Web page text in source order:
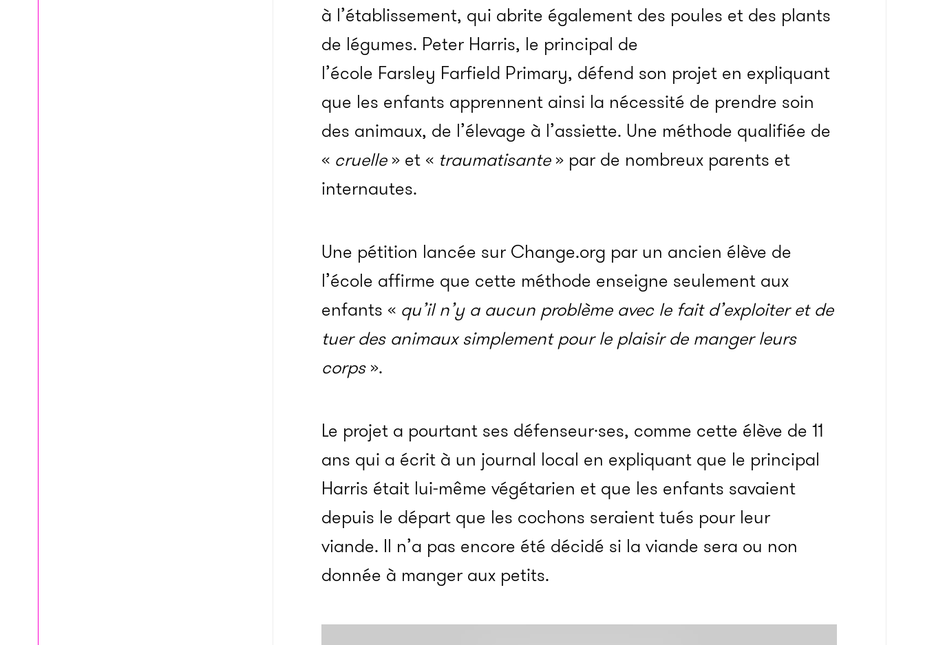
à l’établissement, qui abrite également des poules et des plants
de légumes. Peter Harris, le principal de
l’école Farsley Farfield Primary, défend son projet en expliquant
que les enfants apprennent ainsi la nécessité de prendre soin
des animaux, de l’élevage à l’assiette. Une méthode qualifiée de
« cruelle» et « traumatisante» par de nombreux parents et
internautes.
Une pétition lancée sur Change.org par un ancien élève de
l’école affirme que cette méthode enseigne seulement aux
enfants « qu’il n’y a aucun problème avec le fait d’exploiter et de
tuer des animaux simplement pour le plaisir de manger leurs
corps».
Le projet a pourtant ses défenseur·ses, comme cette élève de 11
ans qui a écrit à un journal local en expliquant que le principal
Harris était lui-même végétarien et que les enfants savaient
depuis le départ que les cochons seraient tués pour leur
viande. Il n’a pas encore été décidé si la viande sera ou non
donnée à manger aux petits.